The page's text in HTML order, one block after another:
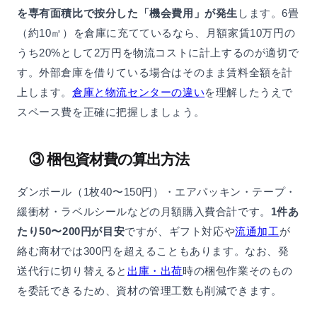
を専有面積比で按分した「機会費用」が発生 します。6畳
（約10㎡）を倉庫に充てているなら、月額家賃10万円の
うち20%として2万円を物流コストに計上するのが適切で
す。外部倉庫を借りている場合はそのまま賃料全額を計
上します。 倉庫と物流センターの違いを理解したうえで
スペース費を正確に把握しましょう。
③ 梱包資材費の算出方法
ダンボール（1枚40〜150円）・エアパッキン・テープ・
緩衝材・ラベルシールなどの月額購入費合計です。 1件あ
たり50〜200円が目安ですが、ギフト対応や流通加工が
絡む商材では300円を超えることもあります。なお、発
送代行に切り替えると 出庫・出荷時の梱包作業そのもの
を委託できるため、資材の管理工数も削減できます。